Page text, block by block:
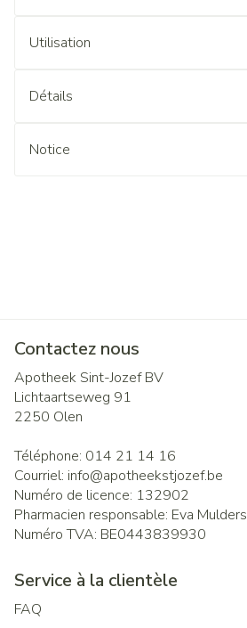
Utilisation
Détails
Notice
Contactez nous
Apotheek Sint-Jozef BV
Lichtaartseweg 91
2250 Olen
Téléphone: 014 21 14 16
Courriel: info@apotheekstjozef.be
Numéro de licence: 132902
Pharmacien responsable: Eva Mulders
Numéro TVA: BE0443839930
Service à la clientèle
FAQ